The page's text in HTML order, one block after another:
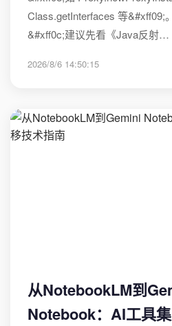
Class.getInterfaces 等&#xff09;
&#xff0c;建议先看《Java反射…
2026/8/6 14:50:15
从NotebookLM到
Notebook：AI工具